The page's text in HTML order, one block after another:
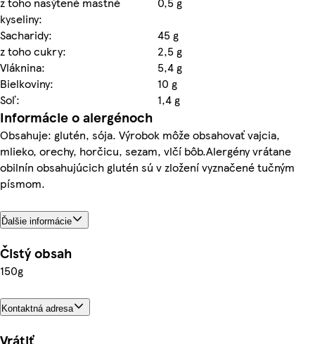
kyseliny:
Sacharidy:
45 g
z toho cukry:
2,5 g
Vláknina:
5,4 g
Bielkoviny:
10 g
Soľ:
1,4 g
Informácie o alergénoch
Obsahuje: glutén, sója. Výrobok môže obsahovať vajcia,
mlieko, orechy, horčicu, sezam, vlčí bôb.Alergény vrátane
obilnín obsahujúcich glutén sú v zložení vyznačené tučným
písmom.
Ďalšie informácie
Čistý obsah
150g
Kontaktná adresa
Vrátiť